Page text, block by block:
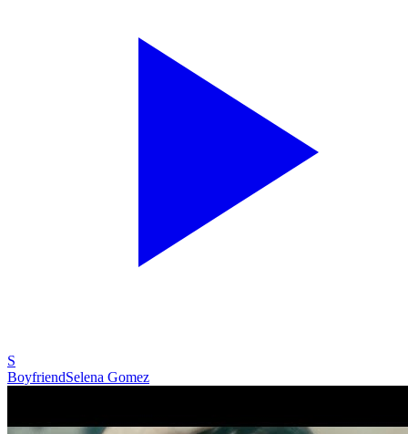
S
BoyfriendSelena Gomez